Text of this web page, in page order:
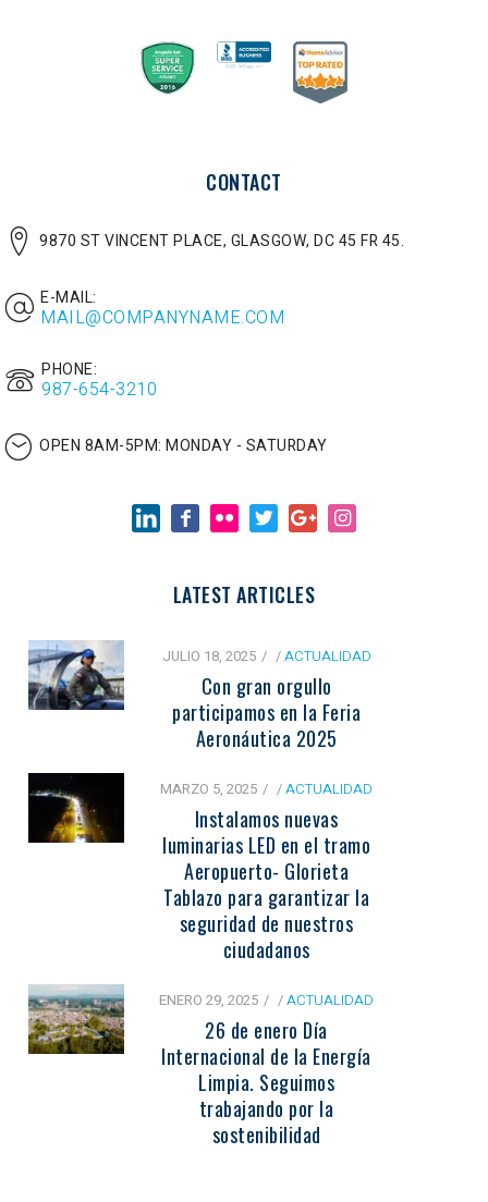
CONTACT
9870 ST VINCENT PLACE, GLASGOW, DC 45 FR 45.
E-MAIL:
MAIL@COMPANYNAME.COM
PHONE:
987-654-3210
OPEN 8AM-5PM: MONDAY - SATURDAY
LATEST ARTICLES
JULIO 18, 2025 /ACTUALIDAD
Con gran orgullo
participamos en la Feria
Aeronáutica 2025
MARZO 5, 2025 /ACTUALIDAD
Instalamos nuevas
luminarias LED en el tramo
Aeropuerto- Glorieta
Tablazo para garantizar la
seguridad de nuestros
ciudadanos
ENERO 29, 2025 /ACTUALIDAD
26 de enero Día
Internacional de la Energía
Limpia. Seguimos
trabajando por la
sostenibilidad